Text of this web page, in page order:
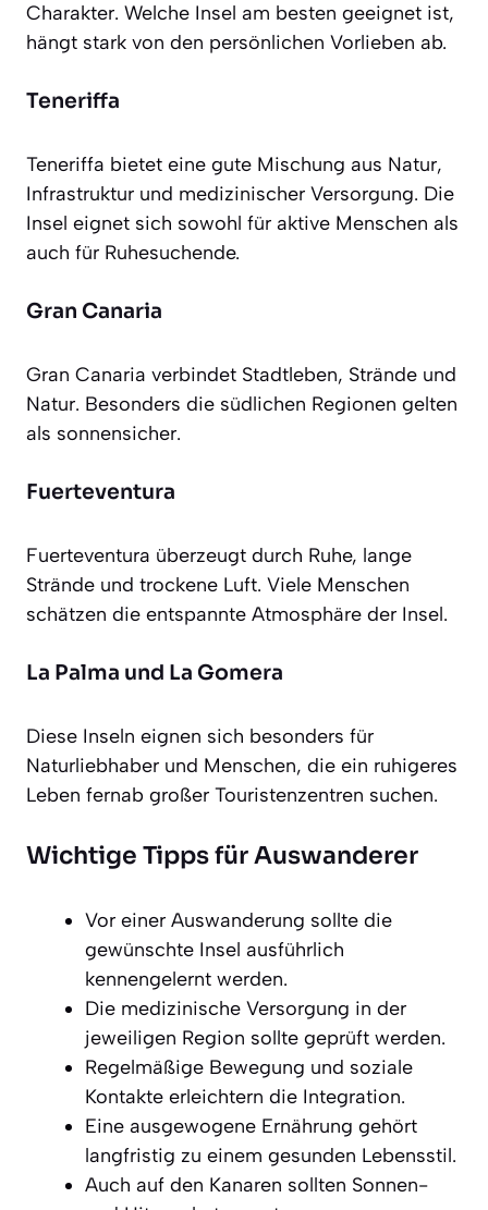
Charakter. Welche Insel am besten geeignet ist,
hängt stark von den persönlichen Vorlieben ab.
Teneriffa
Teneriffa bietet eine gute Mischung aus Natur,
Infrastruktur und medizinischer Versorgung. Die
Insel eignet sich sowohl für aktive Menschen als
auch für Ruhesuchende.
Gran Canaria
Gran Canaria verbindet Stadtleben, Strände und
Natur. Besonders die südlichen Regionen gelten
als sonnensicher.
Fuerteventura
Fuerteventura überzeugt durch Ruhe, lange
Strände und trockene Luft. Viele Menschen
schätzen die entspannte Atmosphäre der Insel.
La Palma und La Gomera
Diese Inseln eignen sich besonders für
Naturliebhaber und Menschen, die ein ruhigeres
Leben fernab großer Touristenzentren suchen.
Wichtige Tipps für Auswanderer
Vor einer Auswanderung sollte die
gewünschte Insel ausführlich
kennengelernt werden.
Die medizinische Versorgung in der
jeweiligen Region sollte geprüft werden.
Regelmäßige Bewegung und soziale
Kontakte erleichtern die Integration.
Eine ausgewogene Ernährung gehört
langfristig zu einem gesunden Lebensstil.
Auch auf den Kanaren sollten Sonnen-